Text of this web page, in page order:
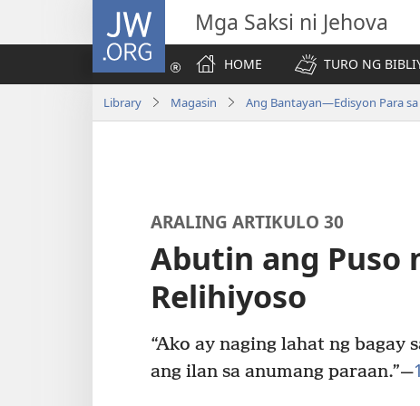
JW.ORG Mga Saksi ni Jehova
HOME
TURO NG
Library Magasin Ang Bantayan—Edisyon Para
ARALING ARTIKULO 30
Abutin ang Puso
Relihiyoso
“Ako ay naging lahat ng
ang ilan sa anumang paraan.”​—